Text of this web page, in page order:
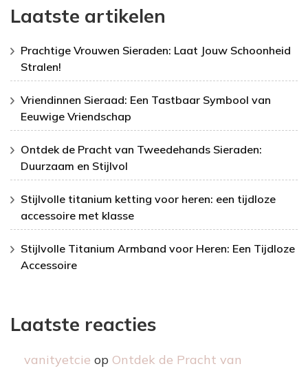
Laatste artikelen
Prachtige Vrouwen Sieraden: Laat Jouw Schoonheid
Stralen!
Vriendinnen Sieraad: Een Tastbaar Symbool van
Eeuwige Vriendschap
Ontdek de Pracht van Tweedehands Sieraden:
Duurzaam en Stijlvol
Stijlvolle titanium ketting voor heren: een tijdloze
accessoire met klasse
Stijlvolle Titanium Armband voor Heren: Een Tijdloze
Accessoire
Laatste reacties
vanityetcie op Ontdek de Pracht van